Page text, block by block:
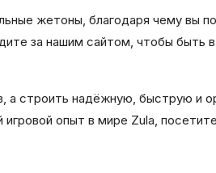
жетоны, благодаря чему вы
за нашим сайтом, чтобы быть
а строить надёжную, быструю и
опыт в мире Zula,